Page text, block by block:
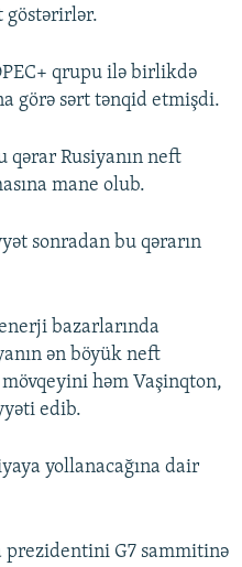
göstərirlər.
qrupu ilə birlikdə
görə sərt tənqid etmişdi.
qərar Rusiyanın neft
mane olub.
sonradan bu qərarın
bazarlarında
ən böyük neft
həm Vaşinqton,
edib.
yollanacağına dair
prezidentini G7 sammitinə